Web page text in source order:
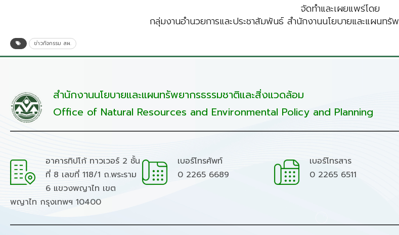
จัดทำและเผยแพร่โดย
กลุ่มงานอำนวยการและประชาสัมพันธ์ สำนักงานนโยบายและแผนท
ข่าวกิจกรรม สผ.
สำนักงานนโยบายและแผนทรัพยากรธรรมชาติและสิ่งแวดล้อม
Office of Natural Resources and Environmental Policy and Planning
อาคารทิปโก้ ทาวเวอร์ 2 ชั้น
ที่ 8 เลขที่ 118/1 ถ.พระราม
6 แขวงพญาไท เขต
พญาไท กรุงเทพฯ 10400
เบอร์โทรศัพท์
0 2265 6689
เบอร์โทรสาร
0 2265 6511